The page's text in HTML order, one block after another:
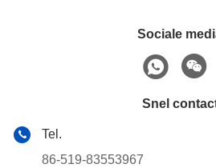
Sociale
Snel
Tel.
86-519-83553967